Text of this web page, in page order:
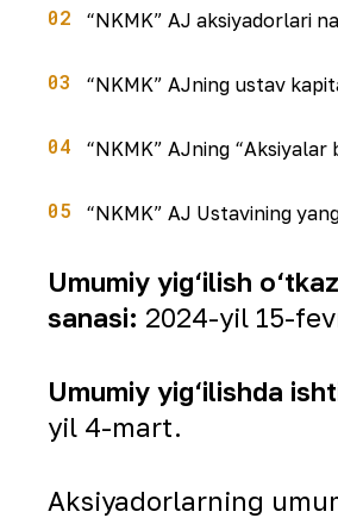
“NKMK” AJ aksiyadorlari
“NKMK” AJning ustav
“NKMK” АJning “Аksiyalar
“NKMK” АJ Ustavining
Umumiy yig‘ilish
sanasi: 2024-yil 15-
Umumiy yig‘ilishda
yil 4-mart.
Аksiyadorlarning